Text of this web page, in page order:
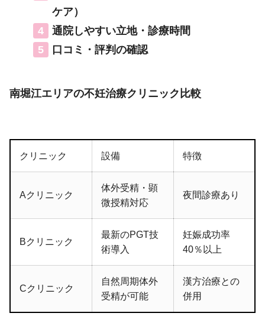
ケア）
通院しやすい立地・診療時間
口コミ・評判の確認
南堀江エリアの不妊治療クリニック比較
クリニック 設備 特徴
Aクリニック
体外受精・顕
微授精対応
夜間診療あり
Bクリニック
最新のPGT技
術導入
妊娠成功率
40％以上
Cクリニック
自然周期体外
受精が可能
漢方治療との
併用